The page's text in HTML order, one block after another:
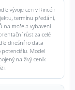
vývoje cen v Rincón
termínu předání,
na moře a vybavení
růst za celé
dnešního data
potenciálu. Model
na živý ceník